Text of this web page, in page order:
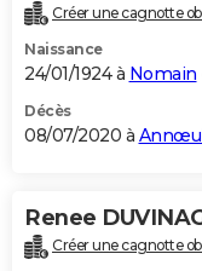
Créer une cagnotte
Naissance
24/01/1924 à Nomain
Décès
08/07/2020 à
Renee
Créer une cagnotte